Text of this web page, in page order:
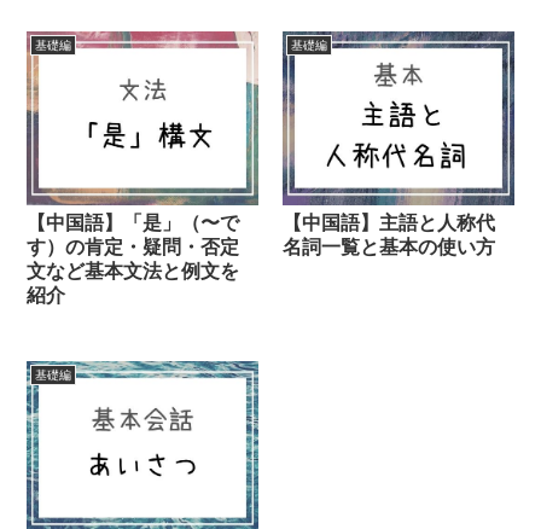
基礎編
【中国語】「是」（〜で
す）の肯定・疑問・否定
文など基本文法と例文を
紹介
基礎編
【中国語】主語と人称代
名詞一覧と基本の使い方
基礎編